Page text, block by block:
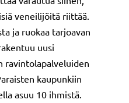
veneilijöitä riittää.
ja ruokaa tarjoavan
uusi
ravintolapalveluiden
kaupunkiin
asuu 10 ihmistä.